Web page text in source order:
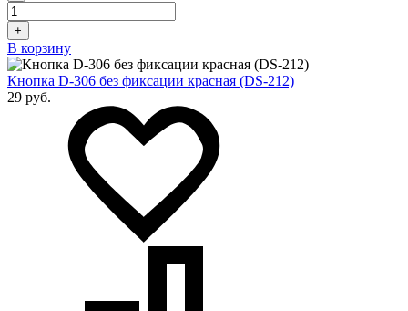
+
В корзину
Кнопка D-306 без фиксации красная (DS-212)
29 руб.